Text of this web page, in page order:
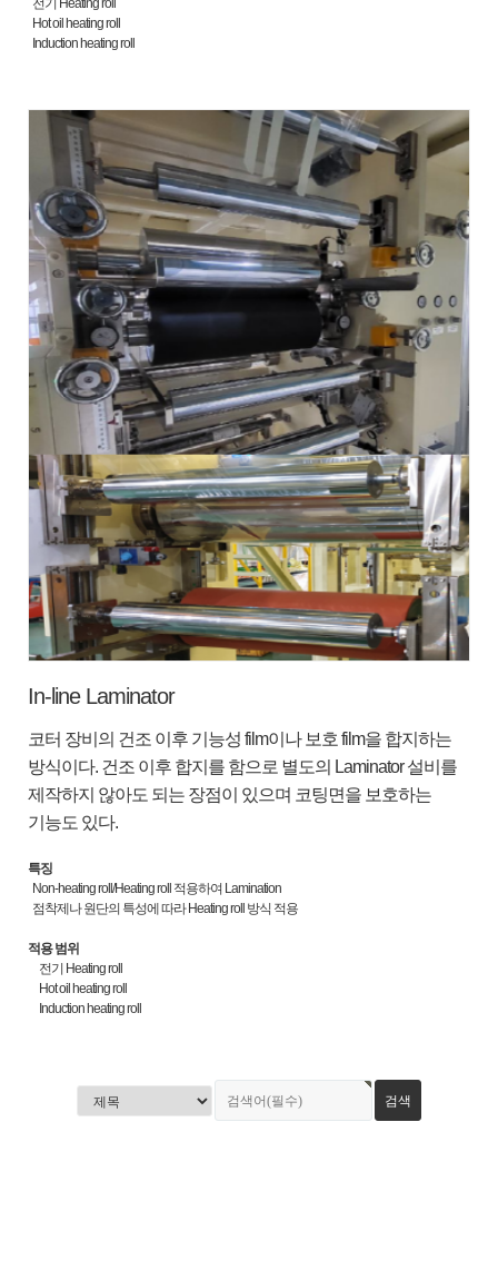
전기 Heating roll
Hot oil heating roll
Induction heating roll
In-line Laminator
코터 장비의 건조 이후 기능성 film이나 보호 film을 합지하는
방식이다. 건조 이후 합지를 함으로 별도의 Laminator 설비를
제작하지 않아도 되는 장점이 있으며 코팅면을 보호하는
기능도 있다.
특징
Non-heating roll/Heating roll 적용하여 Lamination
점착제나 원단의 특성에 따라 Heating roll 방식 적용
적용 범위
전기 Heating roll
Hot oil heating roll
Induction heating roll